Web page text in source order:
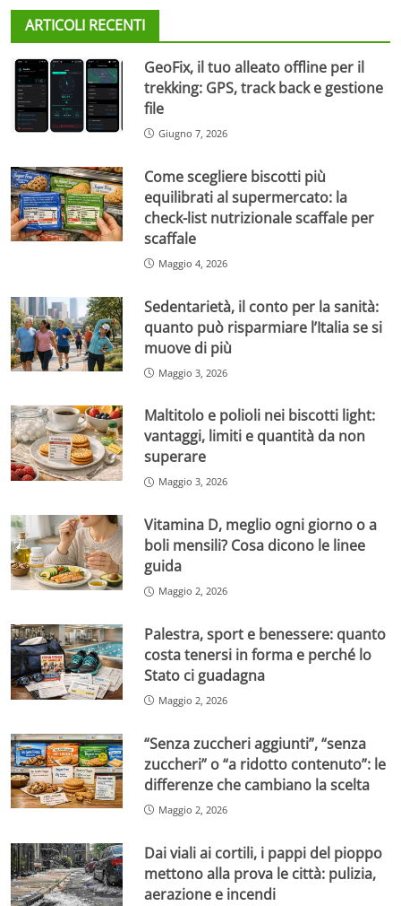
ARTICOLI RECENTI
GeoFix, il tuo alleato offline per il
trekking: GPS, track back e gestione
file
Giugno 7, 2026
Come scegliere biscotti più
equilibrati al supermercato: la
check-list nutrizionale scaffale per
scaffale
Maggio 4, 2026
Sedentarietà, il conto per la sanità:
quanto può risparmiare l’Italia se si
muove di più
Maggio 3, 2026
Maltitolo e polioli nei biscotti light:
vantaggi, limiti e quantità da non
superare
Maggio 3, 2026
Vitamina D, meglio ogni giorno o a
boli mensili? Cosa dicono le linee
guida
Maggio 2, 2026
Palestra, sport e benessere: quanto
costa tenersi in forma e perché lo
Stato ci guadagna
Maggio 2, 2026
“Senza zuccheri aggiunti”, “senza
zuccheri” o “a ridotto contenuto”: le
differenze che cambiano la scelta
Maggio 2, 2026
Dai viali ai cortili, i pappi del pioppo
mettono alla prova le città: pulizia,
aerazione e incendi